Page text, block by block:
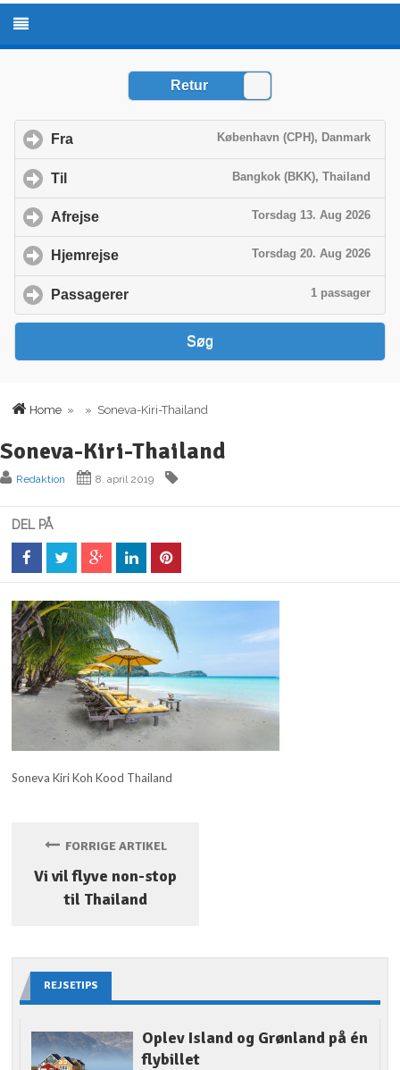
Home » » Soneva-Kiri-Thailand
Soneva-Kiri-Thailand
Redaktion 8. april 2019
DEL PÅ
Soneva Kiri Koh Kood Thailand
FORRIGE ARTIKEL
Vi vil flyve non-stop
til Thailand
REJSETIPS
Oplev Island og Grønland på én
flybillet